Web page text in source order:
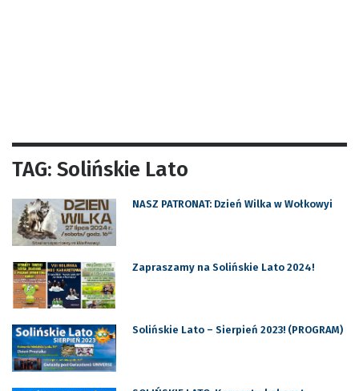
TAG: Solińskie Lato
NASZ PATRONAT: Dzień Wilka w Wołkowyi
Zapraszamy na Solińskie Lato 2024!
Solińskie Lato – Sierpień 2023! (PROGRAM)